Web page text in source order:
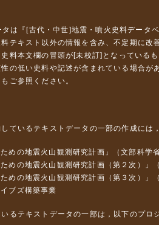
は『 [古代・中世]地震・噴火史料データ
テキスト以外の情報を含み、不定期に改
料本文欄の冒頭が[未校訂]となっている
の低い史料や記述が含まれている場合が
もご参照ください。
ているテキストデータの一部の作成には
ための地震火山観測研究計画」（文部科学
ための地震火山観測研究計画（第２次）」
ための地震火山観測研究計画（第３次）」
ブズ構築事業
るテキストデータの一部は，以下のプロ